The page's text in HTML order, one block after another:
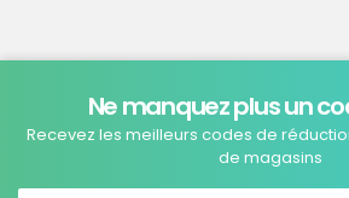
Ne manquez plus un
Recevez les meilleurs codes de
de magasins